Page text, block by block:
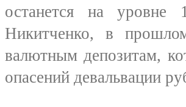
останется на
Никитченко, в
валютным депозитам,
опасений девальвации